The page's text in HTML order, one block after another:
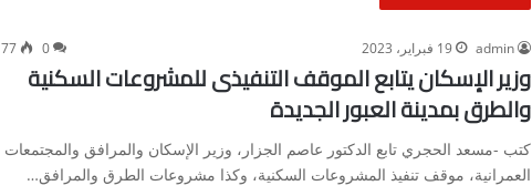
admin 19 فبراير، 2023 0
77
وزير الإسكان يتابع الموقف التنفيذى للمشروعات السكنية
والطرق بمدينة العبور الجديدة
كتب -مسعد الحجري تابع الدكتور عاصم الجزار، وزير الإسكان والمرافق والمجتمعات
العمرانية، موقف تنفيذ المشروعات السكنية، وكذا مشروعات الطرق والمرافق…